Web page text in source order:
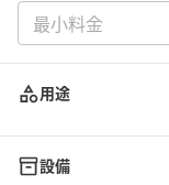
用途
設備